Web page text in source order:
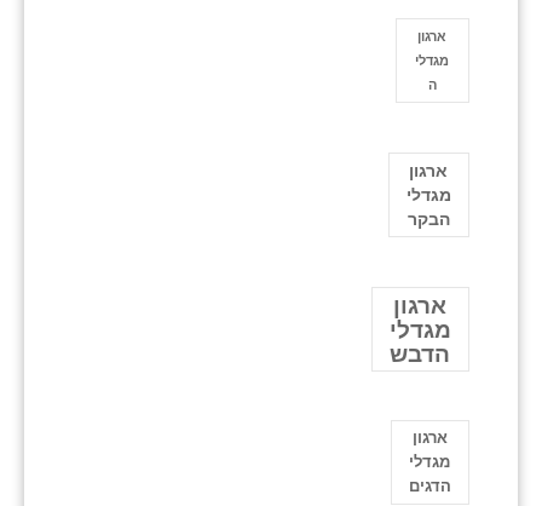
ארגון
מגדלי
ה
ארגון
מגדלי
הבקר
ארגון
מגדלי
הדבש
ארגון
מגדלי
הדגים